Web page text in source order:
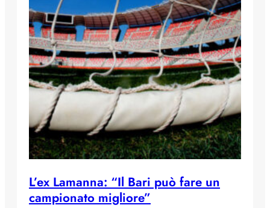
L’ex Lamanna: “Il Bari può fare un
campionato migliore”